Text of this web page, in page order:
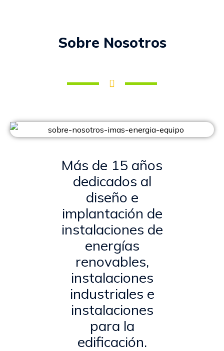
Sobre Nosotros
Más de 15 años
dedicados al
diseño e
implantación de
instalaciones de
energías
renovables,
instalaciones
industriales e
instalaciones
para la
edificación.